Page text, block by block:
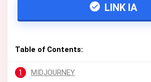
LINK IA
Table of Contents:
1 MIDJOURNEY